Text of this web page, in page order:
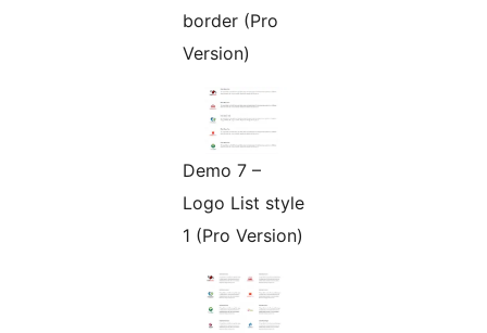
border (Pro
Version)
Demo 7 –
Logo List style
1 (Pro Version)